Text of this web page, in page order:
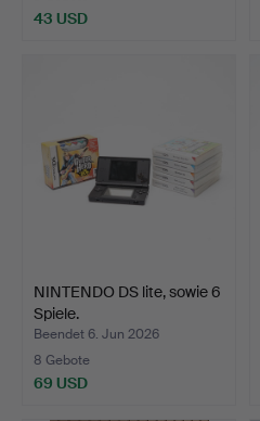
43 USD
NINTENDO DS lite, sowie 6
Spiele.
Beendet 6. Jun 2026
8 Gebote
69 USD